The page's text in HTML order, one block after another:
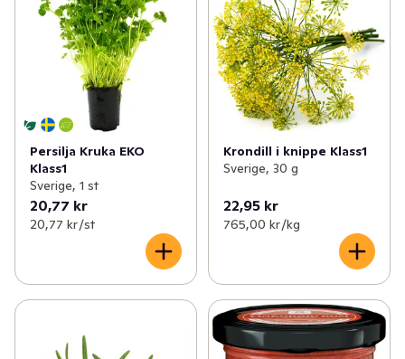
Persilja Kruka EKO
Klass1
Sverige, 1 st
20,77 kr
20,77 kr /st
Krondill i knippe Klass1
Sverige, 30 g
22,95 kr
765,00 kr /kg